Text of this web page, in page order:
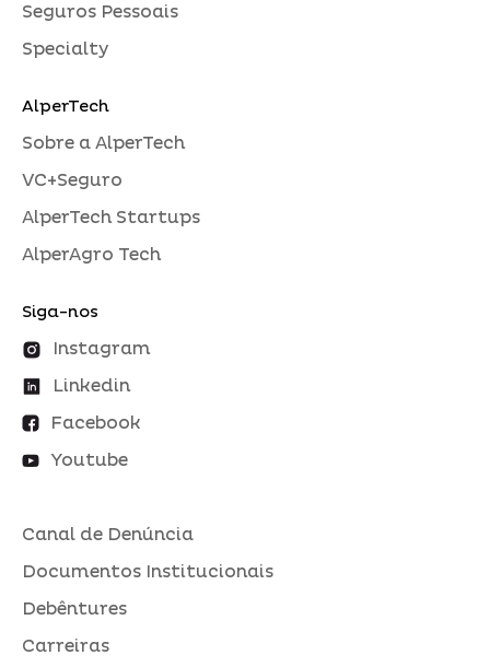
Seguros Pessoais
Specialty
AlperTech
Sobre a AlperTech
VC+Seguro
AlperTech Startups
AlperAgro Tech
Siga-nos
Instagram
Linkedin
Facebook
Youtube
Canal de Denúncia
Documentos Institucionais
Debêntures
Carreiras